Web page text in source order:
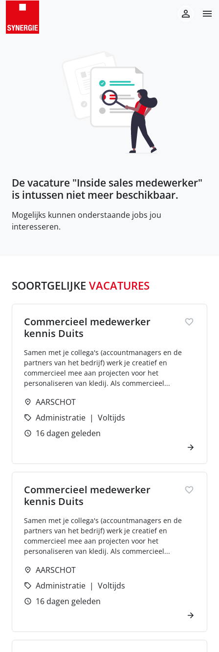
De vacature "Inside sales medewerker"
is intussen niet meer beschikbaar.
Mogelijks kunnen onderstaande jobs jou
interesseren.
SOORTGELIJKE VACATURES
Commercieel medewerker
kennis Duits
Samen met je collega's (accountmanagers en de
partners van het bedrijf) werk je creatief en
commercieel mee aan projecten voor het
personaliseren van kledij. Als commercieel...
AARSCHOT
Administratie
Voltijds
16 dagen geleden
Commercieel medewerker
kennis Duits
Samen met je collega's (accountmanagers en de
partners van het bedrijf) werk je creatief en
commercieel mee aan projecten voor het
personaliseren van kledij. Als commercieel...
AARSCHOT
Administratie
Voltijds
16 dagen geleden